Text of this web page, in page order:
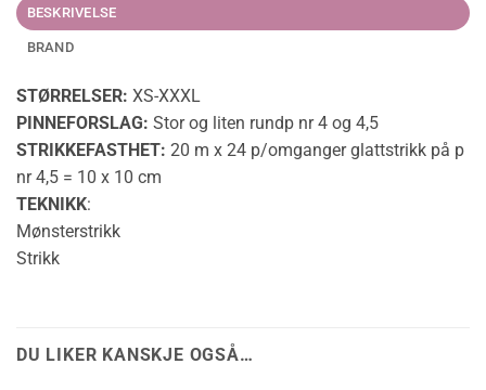
BESKRIVELSE
BRAND
STØRRELSER: XS-XXXL
PINNEFORSLAG: Stor og liten rundp nr 4 og 4,5
STRIKKEFASTHET: 20 m x 24 p/omganger glattstrikk på p
nr 4,5 = 10 x 10 cm
TEKNIKK:
Mønsterstrikk
Strikk
DU LIKER KANSKJE OGSÅ…